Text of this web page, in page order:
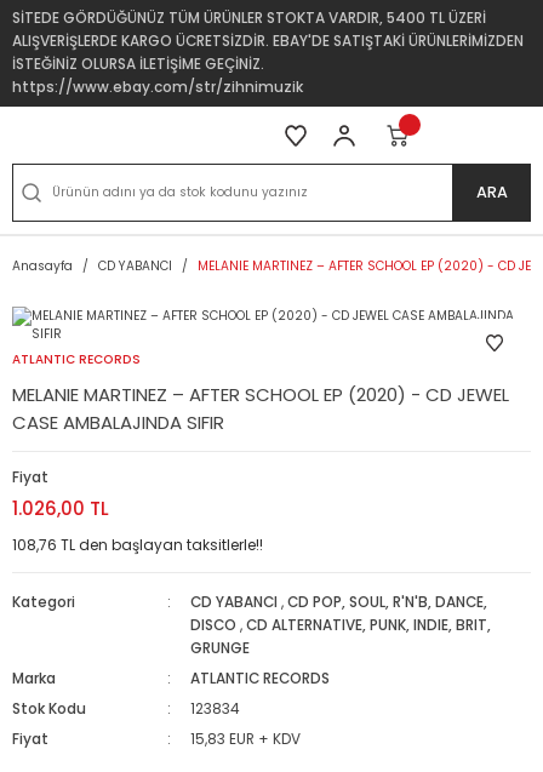
SİTEDE GÖRDÜĞÜNÜZ TÜM ÜRÜNLER STOKTA VARDIR, 5400 TL ÜZERİ
ALIŞVERİŞLERDE KARGO ÜCRETSİZDİR. EBAY'DE SATIŞTAKİ ÜRÜNLERİMİZDEN
İSTEĞİNİZ OLURSA İLETİŞİME GEÇİNİZ.
https://www.ebay.com/str/zihnimuzik
ARA
Anasayfa CD YABANCI MELANIE MARTINEZ – AFTER SCHOOL EP (2020) - CD
ATLANTIC RECORDS
MELANIE MARTINEZ – AFTER SCHOOL EP (2020) - CD JEWEL
CASE AMBALAJINDA SIFIR
Fiyat
1.026,00 TL
108,76 TL den başlayan taksitlerle!!
Kategori CD YABANCI ,CD POP, SOUL, R'N'B, DANCE,
DISCO ,CD ALTERNATIVE, PUNK, INDIE, BRIT,
GRUNGE
Marka
ATLANTIC RECORDS
Stok Kodu
123834
Fiyat
15,83 EUR + KDV